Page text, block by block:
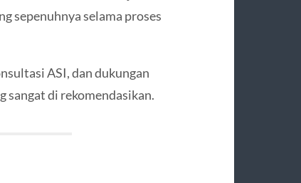
sepenuhnya selama proses
ASI, dan dukungan
sangat di rekomendasikan.